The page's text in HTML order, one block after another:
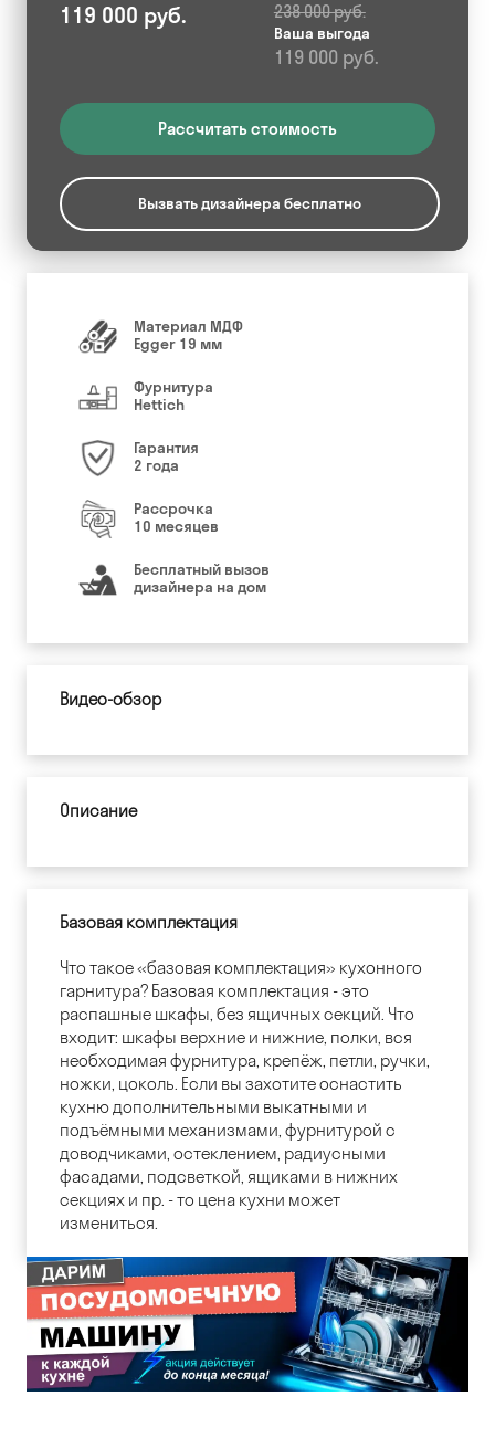
119 000 руб. 238 000 руб.
Ваша выгода
119 000 руб.
Рассчитать стоимость
Вызвать дизайнера бесплатно
Материал МДФ
Egger 19 мм
Фурнитура
Hettich
Гарантия
2 года
Рассрочка
10 месяцев
Бесплатный вызов
дизайнера на дом
Видео-обзор
Описание
Базовая комплектация
Что такое «базовая комплектация» кухонного
гарнитура? Базовая комплектация - это
распашные шкафы, без ящичных секций. Что
входит: шкафы верхние и нижние, полки, вся
необходимая фурнитура, крепёж, петли, ручки,
ножки, цоколь. Если вы захотите оснастить
кухню дополнительными выкатными и
подъёмными механизмами, фурнитурой с
доводчиками, остеклением, радиусными
фасадами, подсветкой, ящиками в нижних
секциях и пр. - то цена кухни может
измениться.